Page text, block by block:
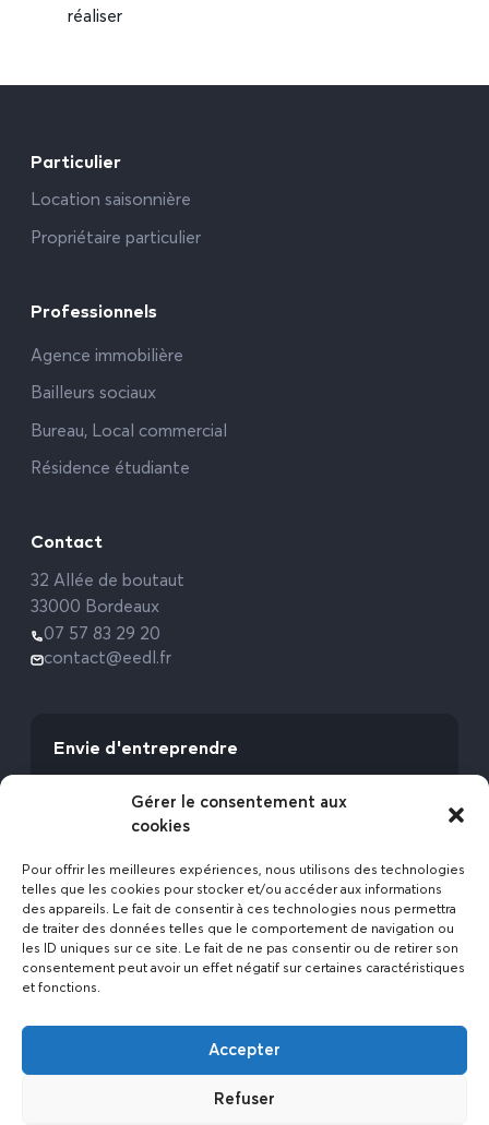
Gérer le consentement aux
cookies
Pour offrir les meilleures expériences, nous utilisons des technologies
telles que les cookies pour stocker et/ou accéder aux informations
des appareils. Le fait de consentir à ces technologies nous permettra
de traiter des données telles que le comportement de navigation ou
les ID uniques sur ce site. Le fait de ne pas consentir ou de retirer son
consentement peut avoir un effet négatif sur certaines caractéristiques
et fonctions.
Accepter
Refuser
réaliser
Particulier
Location saisonnière
Propriétaire particulier
Professionnels
Agence immobilière
Bailleurs sociaux
Bureau, Local commercial
Résidence étudiante
Contact
32 Allée de boutaut
33000 Bordeaux
07 57 83 29 20
contact@eedl.fr
Envie d'entreprendre
avec l’Expert Etat des Lieux !
Rejoignez-nous
Politique de confidentialité